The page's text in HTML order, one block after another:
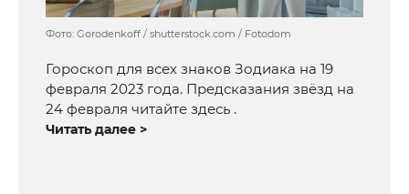
Фото: Gorodenkoff / shutterstock.com / Fotodom
Гороскоп для всех знаков Зодиака на 19
февраля 2023 года. Предсказания звёзд на
24 февраля читайте здесь .
Читать далее >